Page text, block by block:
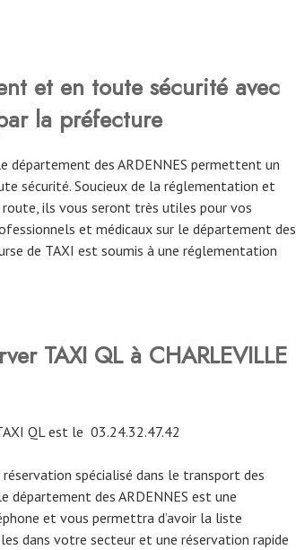
et en toute sécurité avec
la préfecture
département des ARDENNES permettent un
sécurité. Soucieux de la réglementation et
ils vous seront très utiles pour vos
et médicaux sur le département des
de TAXI est soumis à une réglementation
TAXI QL à CHARLEVILLE
QL est le 03.24.32.47.42
spécialisé dans le transport des
département des ARDENNES est une
et vous permettra d’avoir la liste
dans votre secteur et une réservation rapide